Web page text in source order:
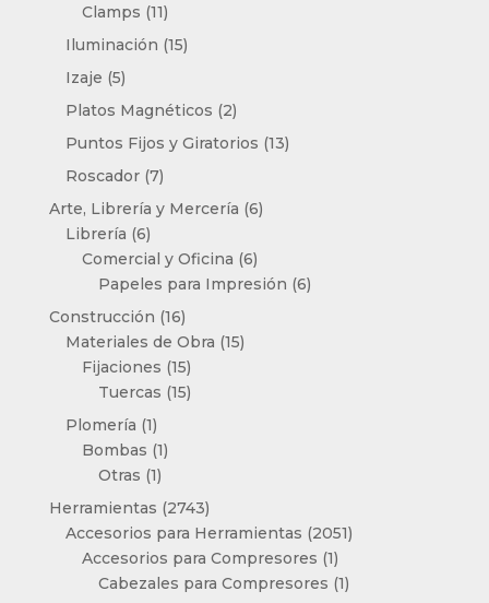
Clamps 1111
productos
Iluminación 1515
Izaje 55
productos
Platos Magnéticos 22
productos
Puntos Fijos y Giratorios 1313
Roscador 77
productos
Arte, Librería y Mercería 66
Librería 66
productos
Comercial y Oficina 66
productos
Papeles para Impresión 66
Construcción 1616
productos
Materiales de Obra 1515
Fijaciones 1515
productos
Tuercas 1515
Plomería 11
producto
Bombas 11
Otras 11
producto
Herramientas 27432743
productos
Accesorios para Herramientas 20512051
Accesorios para Compresores 11
producto
Cabezales para Compresores 11